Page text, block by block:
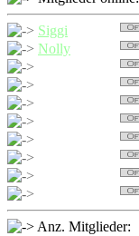
Siggi
Nolly
Anz. Mitglieder: